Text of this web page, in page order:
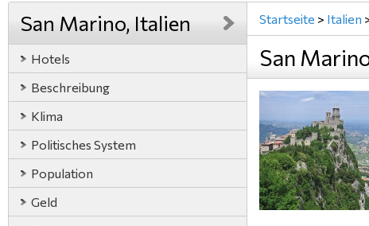
San Marino, Italien
Hotels
Beschreibung
Klima
Politisches System
Population
Geld
Startseite > Italien
San